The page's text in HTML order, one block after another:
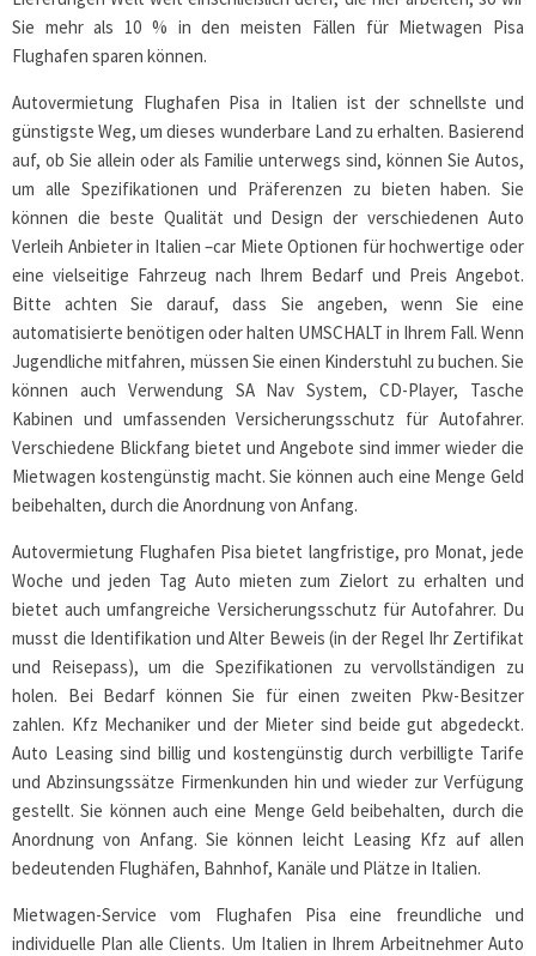
Sie mehr als 10 % in den meisten Fällen für Mietwagen Pisa
Flughafen sparen können.
Autovermietung Flughafen Pisa in Italien ist der schnellste und
günstigste Weg, um dieses wunderbare Land zu erhalten. Basierend
auf, ob Sie allein oder als Familie unterwegs sind, können Sie Autos,
um alle Spezifikationen und Präferenzen zu bieten haben. Sie
können die beste Qualität und Design der verschiedenen Auto
Verleih Anbieter in Italien –car Miete Optionen für hochwertige oder
eine vielseitige Fahrzeug nach Ihrem Bedarf und Preis Angebot.
Bitte achten Sie darauf, dass Sie angeben, wenn Sie eine
automatisierte benötigen oder halten UMSCHALT in Ihrem Fall. Wenn
Jugendliche mitfahren, müssen Sie einen Kinderstuhl zu buchen. Sie
können auch Verwendung SA Nav System, CD-Player, Tasche
Kabinen und umfassenden Versicherungsschutz für Autofahrer.
Verschiedene Blickfang bietet und Angebote sind immer wieder die
Mietwagen kostengünstig macht. Sie können auch eine Menge Geld
beibehalten, durch die Anordnung von Anfang.
Autovermietung Flughafen Pisa bietet langfristige, pro Monat, jede
Woche und jeden Tag Auto mieten zum Zielort zu erhalten und
bietet auch umfangreiche Versicherungsschutz für Autofahrer. Du
musst die Identifikation und Alter Beweis (in der Regel Ihr Zertifikat
und Reisepass), um die Spezifikationen zu vervollständigen zu
holen. Bei Bedarf können Sie für einen zweiten Pkw-Besitzer
zahlen. Kfz Mechaniker und der Mieter sind beide gut abgedeckt.
Auto Leasing sind billig und kostengünstig durch verbilligte Tarife
und Abzinsungssätze Firmenkunden hin und wieder zur Verfügung
gestellt. Sie können auch eine Menge Geld beibehalten, durch die
Anordnung von Anfang. Sie können leicht Leasing Kfz auf allen
bedeutenden Flughäfen, Bahnhof, Kanäle und Plätze in Italien.
Mietwagen-Service vom Flughafen Pisa eine freundliche und
individuelle Plan alle Clients. Um Italien in Ihrem Arbeitnehmer Auto